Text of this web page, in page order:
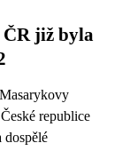
ČR již byla
republice